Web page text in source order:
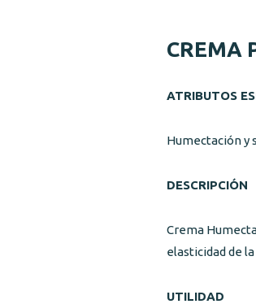
CREMA
ATRIBUTOS
Humectación y
DESCRIPCIÓN
Crema
elasticidad de
UTILIDAD